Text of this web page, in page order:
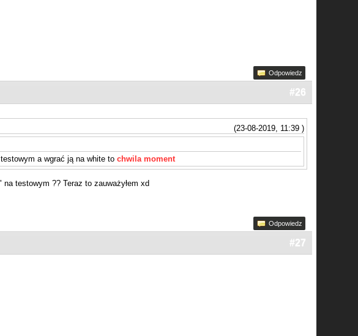
Odpowiedz
#26
(23-08-2019, 11:39 )
a wgrać ją na white tochwila moment
testowym ?? Teraz to zauważyłem xd
Odpowiedz
#27